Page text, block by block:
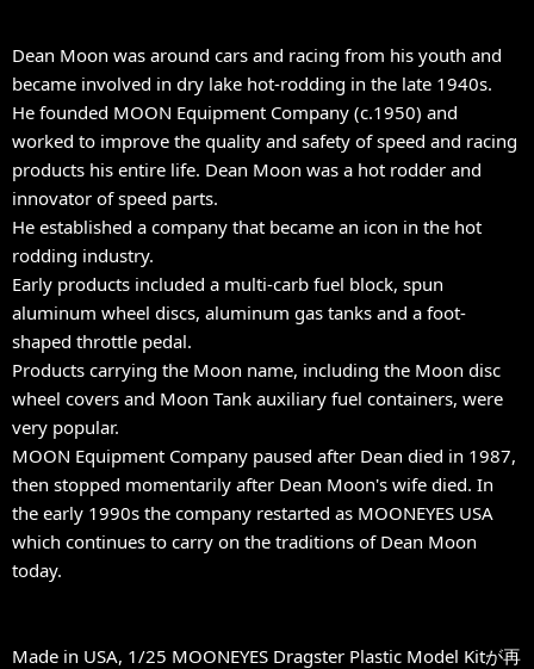
Dean Moon was around cars and racing from his youth and
became involved in dry lake hot-rodding in the late 1940s.
He founded MOON Equipment Company (c.1950) and
worked to improve the quality and safety of speed and racing
products his entire life. Dean Moon was a hot rodder and
innovator of speed parts.
He established a company that became an icon in the hot
rodding industry.
Early products included a multi-carb fuel block, spun
aluminum wheel discs, aluminum gas tanks and a foot-
shaped throttle pedal.
Products carrying the Moon name, including the Moon disc
wheel covers and Moon Tank auxiliary fuel containers, were
very popular.
MOON Equipment Company paused after Dean died in 1987,
then stopped momentarily after Dean Moon's wife died. In
the early 1990s the company restarted as MOONEYES USA
which continues to carry on the traditions of Dean Moon
today.
Made in USA, 1/25 MOONEYES Dragster Plastic Model Kitが再